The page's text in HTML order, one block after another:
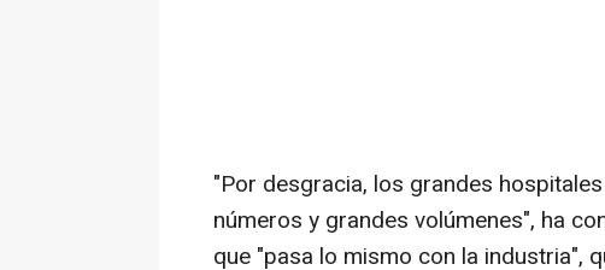
"Por desgracia, los grandes
números y grandes volúmenes", ha
que "pasa lo mismo con la industria",